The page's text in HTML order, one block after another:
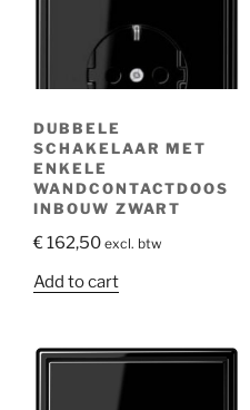
DUBBELE
SCHAKELAAR MET
ENKELE
WANDCONTACTDOOS
INBOUW ZWART
€162,50 excl. btw
Add to cart